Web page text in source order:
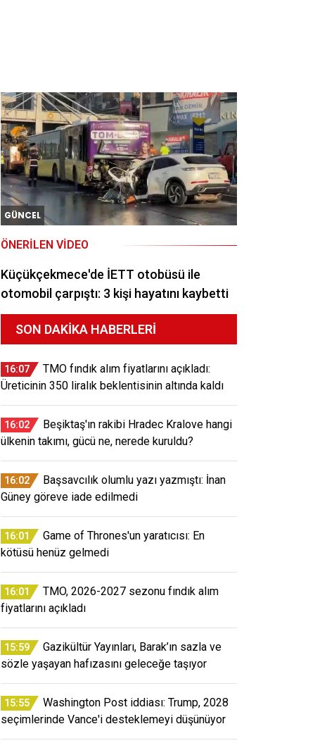
GÜNCEL
ÖNERILEN VIDEO
Küçükçekmece'de İETT otobüsü ile
otomobil çarpıştı: 3 kişi hayatını kaybetti
SON DAKIKA HABERLERI
16:07
TMO fındık alım fiyatlarını açıkladı:
Üreticinin 350 liralık beklentisinin altında kaldı
16:02
Beşiktaş'ın rakibi Hradec Kralove hangi
ülkenin takımı, gücü ne, nerede kuruldu?
16:02
Başsavcılık olumlu yazı yazmıştı: İnan
Güney göreve iade edilmedi
16:01
Game of Thrones'un yaratıcısı: En
kötüsü henüz gelmedi
16:01
TMO, 2026-2027 sezonu fındık alım
fiyatlarını açıkladı
15:59
Gazikültür Yayınları, Barak’ın sazla ve
sözle yaşayan hafızasını geleceğe taşıyor
15:55
Washington Post iddiası: Trump, 2028
seçimlerinde Vance'i desteklemeyi düşünüyor